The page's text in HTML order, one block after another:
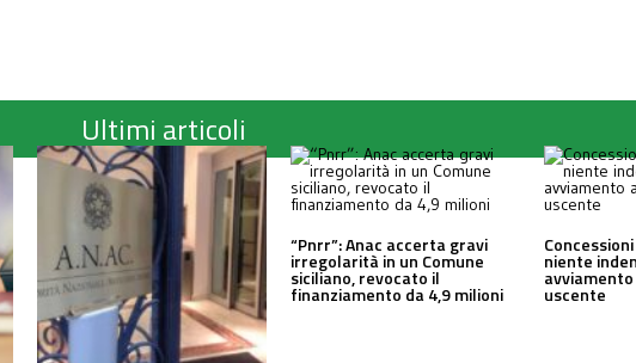
Ultimi articoli
“Pnrr”: Anac accerta gravi
irregolarità in un Comune
siciliano, revocato il
finanziamento da 4,9 milioni
niente
uscente